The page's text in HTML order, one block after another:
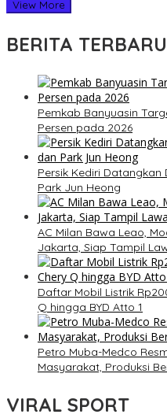
View More
BERITA TERBARU
Pemkab Banyuasin
Persen pada 2026
Persik Kediri Datangkan
Park Jun Heong
AC Milan Bawa Leao,
Jakarta, Siap Tampil
Daftar Mobil Listrik
Q hingga BYD Atto 1
Petro Muba-Medco
Masyarakat, Produksi
VIRAL SPORT